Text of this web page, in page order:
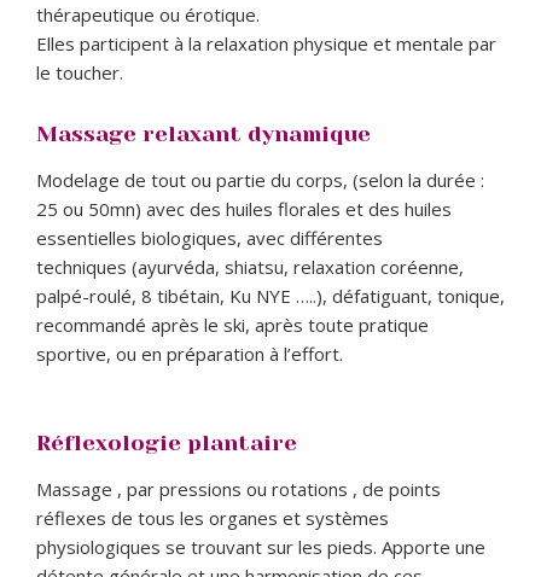
thérapeutique ou érotique.
Elles participent à la relaxation physique et mentale par
le toucher.
Massage relaxant dynamique
Modelage de tout ou partie du corps, (selon la durée :
25 ou 50mn) avec des huiles florales et des huiles
essentielles biologiques, avec différentes
techniques (ayurvéda, shiatsu, relaxation coréenne,
palpé-roulé, 8 tibétain, Ku NYE …..), défatiguant, tonique,
recommandé après le ski, après toute pratique
sportive, ou en préparation à l’effort.
Réflexologie plantaire
Massage , par pressions ou rotations , de points
réflexes de tous les organes et systèmes
physiologiques se trouvant sur les pieds. Apporte une